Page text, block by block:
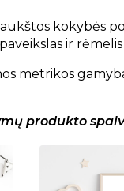
kokybės
ir
metrikos
produkto